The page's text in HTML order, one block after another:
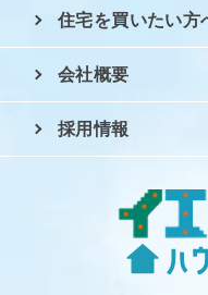
住宅を買いたい方
会社概要
採用情報